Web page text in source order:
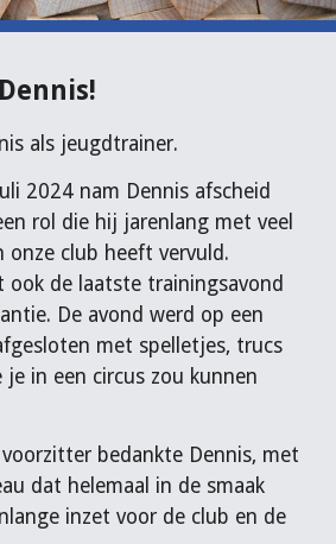
als jeugdtrainer.
2024 nam Dennis afscheid
rol die hij jarenlang met veel
club heeft vervuld.
ook de laatste trainingsavond
De avond werd op een
met spelletjes, trucs
in een circus zou kunnen
bedankte Dennis, met
dat helemaal in de smaak
inzet voor de club en de